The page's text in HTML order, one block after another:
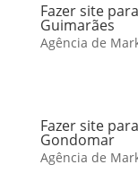
Fazer site
Guimarães
Agência de
Fazer site
Gondomar
Agência de